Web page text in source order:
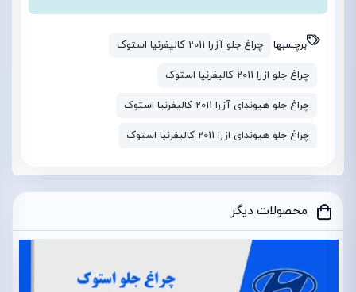
برچسبها چراغ جلو آزرا 2011 کالیفرنیا استوک
چراغ جلو ازرا 2011 کالیفرنیا استوک
چراغ جلو هیوندای آزرا 2011 کالیفرنیا استوک
چراغ جلو هیوندای ازرا 2011 کالیفرنیا استوک
محصولات دیگر